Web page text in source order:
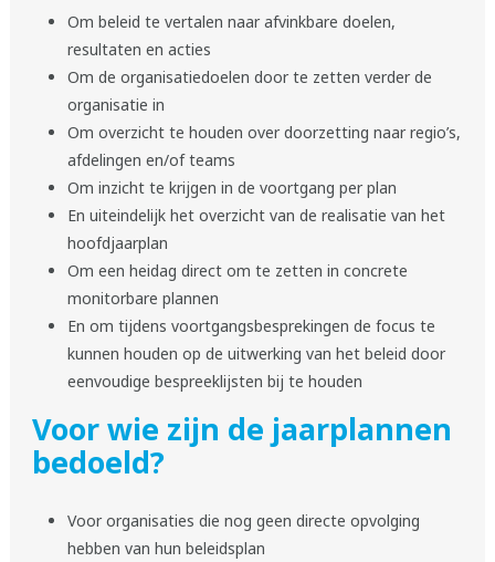
Om beleid te vertalen naar afvinkbare doelen,
resultaten en acties
Om de organisatiedoelen door te zetten verder de
organisatie in
Om overzicht te houden over doorzetting naar regio’s,
afdelingen en/of teams
Om inzicht te krijgen in de voortgang per plan
En uiteindelijk het overzicht van de realisatie van het
hoofdjaarplan
Om een heidag direct om te zetten in concrete
monitorbare plannen
En om tijdens voortgangsbesprekingen de focus te
kunnen houden op de uitwerking van het beleid door
eenvoudige bespreeklijsten bij te houden
Voor wie zijn de jaarplannen
bedoeld?
Voor organisaties die nog geen directe opvolging
hebben van hun beleidsplan